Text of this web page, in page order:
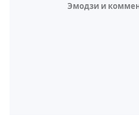
Эмодзи и